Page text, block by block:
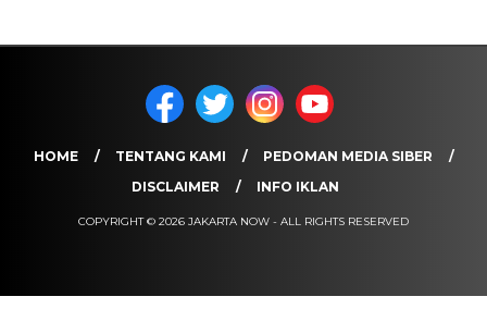
HOME TENTANG KAMI
PEDOMAN MEDIA SIBER
DISCLAIMER
INFO IKLAN
COPYRIGHT © 2026 JAKARTA NOW - ALL RIGHTS RESERVED